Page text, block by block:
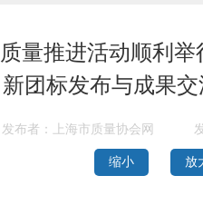
量推进活动顺利
新团标发布与成果
发布者：上海市质量协会网
缩小 放